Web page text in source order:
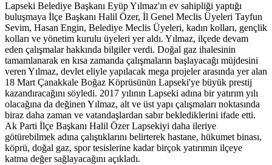
Lapseki Belediye Başkanı Eyüp Yılmaz'ın ev sahipliği yaptığı
buluşmaya İlçe Başkanı Halil Özer, İl Genel Meclis Üyeleri Tayfun
Sevim, Hasan Engin, Belediye Meclis Üyeleri, kadın kolları, gençlik
kolları ve yönetim kurulu üyeleri yer aldı. Yılmaz, ilçede devam
eden çalışmalar hakkında bilgiler verdi. Doğal gaz ihalesinin
tamamlanarak en kısa zamanda çalışmaların başlayacağı müjdesini
veren Yılmaz, devlet eliyle yapılacak mega projeler arasında yer alan
18 Mart Çanakkale Boğaz Köprüsünün Lapseki'ye büyük prestij
kazandıracağını söyledi. 2017 yılının Lapseki adına bir yatırım yılı
olacağına da değinen Yılmaz, alt ve üst yapı çalışmaları noktasında
biraz daha zaman ve vatandaşlardan sabır beklediklerini ifade etti.
Ak Parti İlçe Başkanı Halil Özer Lapsekiyi daha ileriye
götürebilmek adına çalıştıklarını belirterek hastane, hükumet binası,
köprü, doğal gaz, spor tesislerine kadar birçok yatırımın ilçeye
katma değer sağlayacağını açıkladı.